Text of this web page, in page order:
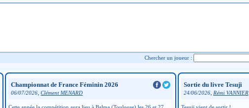
Chercher un joueur :
Championnat de France Féminin 2026
06/07/2026,Clément MENARD
Sortie du livre Tesuji
24/06/2026, Rémi VANNIER